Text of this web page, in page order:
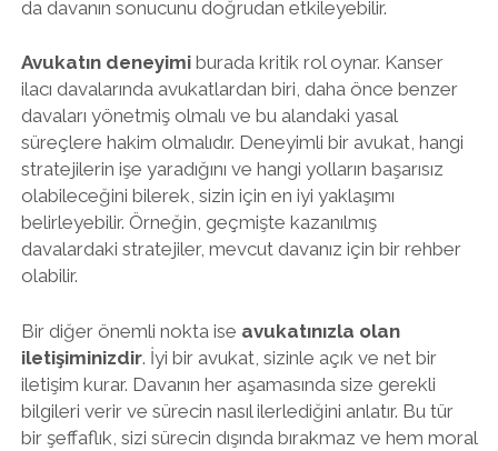
da davanın sonucunu doğrudan etkileyebilir.
Avukatın deneyimiburada kritik rol oynar. Kanser
ilacı davalarında avukatlardan biri, daha önce benzer
davaları yönetmiş olmalı ve bu alandaki yasal
süreçlere hakim olmalıdır. Deneyimli bir avukat, hangi
stratejilerin işe yaradığını ve hangi yolların başarısız
olabileceğini bilerek, sizin için en iyi yaklaşımı
belirleyebilir. Örneğin, geçmişte kazanılmış
davalardaki stratejiler, mevcut davanız için bir rehber
olabilir.
Bir diğer önemli nokta ise avukatınızla olan
iletişiminizdir. İyi bir avukat, sizinle açık ve net bir
iletişim kurar. Davanın her aşamasında size gerekli
bilgileri verir ve sürecin nasıl ilerlediğini anlatır. Bu tür
bir şeffaflık, sizi sürecin dışında bırakmaz ve hem moral